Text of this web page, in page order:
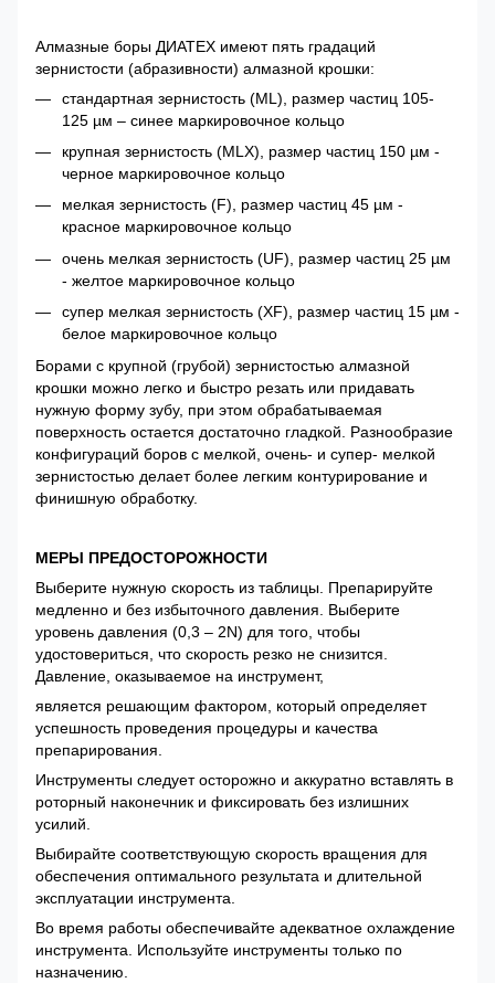
Алмазные боры ДИАТЕХ имеют пять градаций
зернистости (абразивности) алмазной крошки:
стандартная зернистость (ML), размер частиц 105-
125 µм – синее маркировочное кольцо
крупная зернистость (MLX), размер частиц 150 µм -
черное маркировочное кольцо
мелкая зернистость (F), размер частиц 45 µм -
красное маркировочное кольцо
очень мелкая зернистость (UF), размер частиц 25 µм
- желтое маркировочное кольцо
супер мелкая зернистость (XF), размер частиц 15 µм -
белое маркировочное кольцо
Борами с крупной (грубой) зернистостью алмазной
крошки можно легко и быстро резать или придавать
нужную форму зубу, при этом обрабатываемая
поверхность остается достаточно гладкой. Разнообразие
конфигураций боров с мелкой, очень- и супер- мелкой
зернистостью делает более легким контурирование и
финишную обработку.
МЕРЫ ПРЕДОСТОРОЖНОСТИ
Выберите нужную скорость из таблицы. Препарируйте
медленно и без избыточного давления. Выберите
уровень давления (0,3 – 2N) для того, чтобы
удостовериться, что скорость резко не снизится.
Давление, оказываемое на инструмент,
является решающим фактором, который определяет
успешность проведения процедуры и качества
препарирования.
Инструменты следует осторожно и аккуратно вставлять в
роторный наконечник и фиксировать без излишних
усилий.
Выбирайте соответствующую скорость вращения для
обеспечения оптимального результата и длительной
эксплуатации инструмента.
Во время работы обеспечивайте адекватное охлаждение
инструмента. Используйте инструменты только по
назначению.